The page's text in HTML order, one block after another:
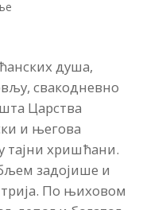
душа,
свакодневно
Царства
и његова
тајни хришћани.
задојише и
По њиховом